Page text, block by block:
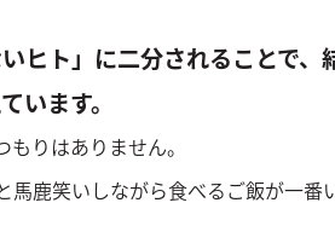
ヒト」に二分されることで、
います。
りはありません。
鹿笑いしながら食べるご飯が一番